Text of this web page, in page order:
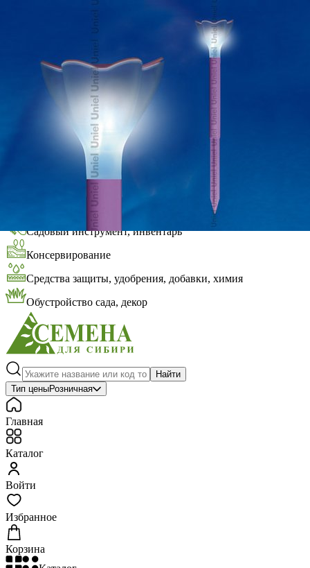
Заказать обратный звонок
Каталог
Газонные травы, сидераты
Горшки, рассадники, аксессуары
Посадочный материал
Садовый инструмент, инвентарь
Консервирование
Средства защиты, удобрения, добавки, химия
Обустройство сада, декор
Найти
Тип ценыРозничная
Главная
Каталог
Войти
Избранное
Корзина